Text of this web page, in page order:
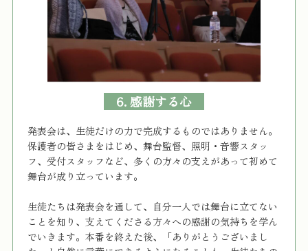
6. 感謝する心
発表会は、生徒だけの力で完成するものではありません。
保護者の皆さまをはじめ、舞台監督、照明・音響スタッ
フ、受付スタッフなど、多くの方々の支えがあって初めて
舞台が成り立っています。
生徒たちは発表会を通して、自分一人では舞台に立てない
ことを知り、支えてくださる方々への感謝の気持ちを学ん
でいきます。本番を終えた後、「ありがとうございまし